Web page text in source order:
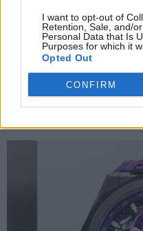
I want to opt-out of
Retention, Sale, and/
Personal Data that Is
Purposes for which it
Opted Out
CONFIRM
Aquaracer
versioni